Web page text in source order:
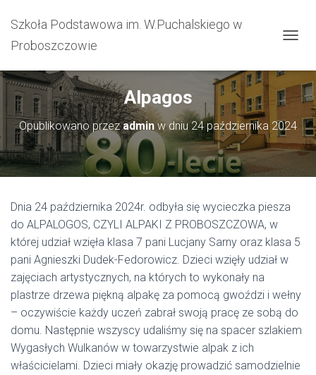
Szkoła Podstawowa im. W.Puchalskiego w
Proboszczowie
Alpagos
Opublikowano przezadminw dniu24 października 2024
Dnia 24 października 2024r. odbyła się wycieczka piesza
do ALPALOGOS, CZYLI ALPAKI Z PROBOSZCZOWA, w
której udział wzięła klasa 7 pani Lucjany Sarny oraz klasa 5
pani Agnieszki Dudek-Fedorowicz. Dzieci wzięły udział w
zajęciach artystycznych, na których to wykonały na
plastrze drzewa piękną alpakę za pomocą gwoździ i wełny
– oczywiście każdy uczeń zabrał swoją pracę ze sobą do
domu. Następnie wszyscy udaliśmy się na spacer szlakiem
Wygasłych Wulkanów w towarzystwie alpak z ich
właścicielami. Dzieci miały okazję prowadzić samodzielnie